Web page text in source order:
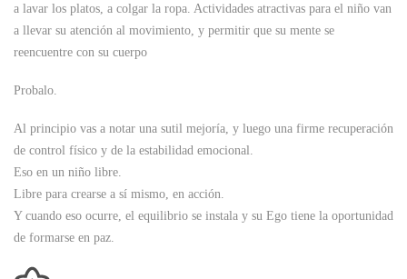
a lavar los platos, a colgar la ropa. Actividades atractivas para el niño van
a llevar su atención al movimiento, y permitir que su mente se
reencuentre con su cuerpo
Probalo.
Al principio vas a notar una sutil mejoría, y luego una firme recuperación
de control físico y de la estabilidad emocional.
Eso en un niño libre.
Libre para crearse a sí mismo, en acción.
Y cuando eso ocurre, el equilibrio se instala y su Ego tiene la oportunidad
de formarse en paz.